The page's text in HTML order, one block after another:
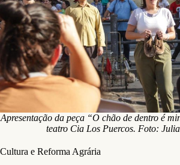
Apresentação da peça “O chão de dentro é
teatro Cia Los Puercos. Foto:
Cultura e Reforma Agrária